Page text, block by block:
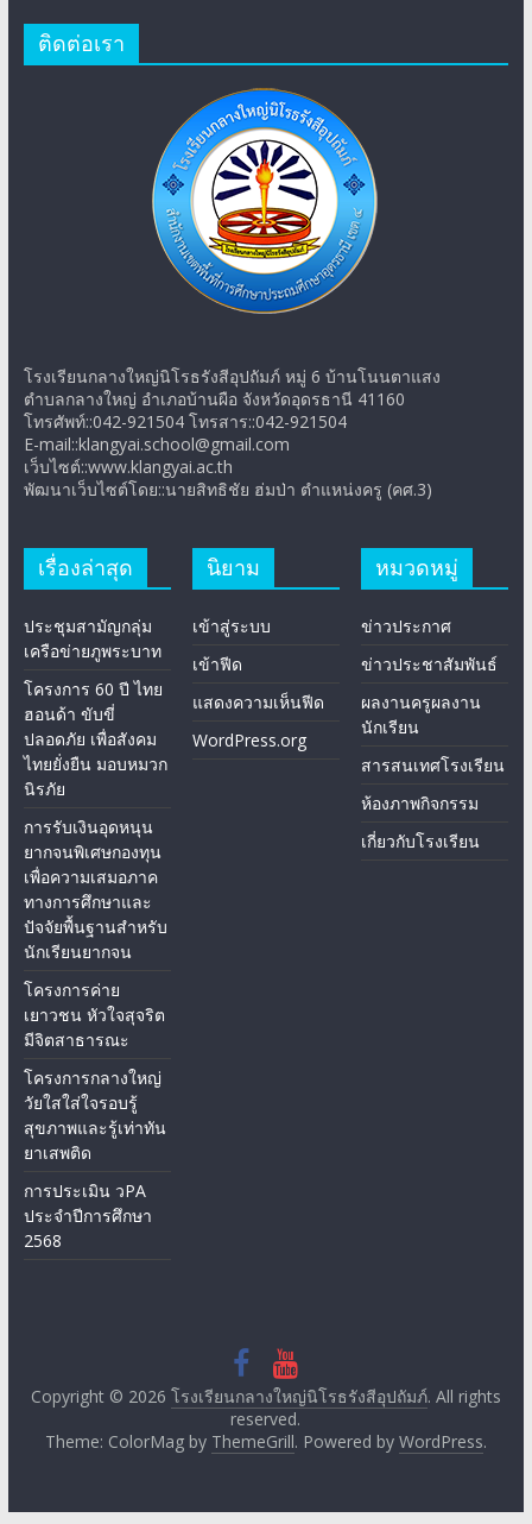
ติดต่อเรา
โรงเรียนกลางใหญ่นิโรธรังสีอุปถัมภ์ หมู่ 6 บ้านโนนตาแสง
ตำบลกลางใหญ่ อำเภอบ้านผือ จังหวัดอุดรธานี 41160
โทรศัพท์::042-921504 โทรสาร::042-921504
E-mail::klangyai.school@gmail.com
เว็บไซต์::www.klangyai.ac.th
พัฒนาเว็บไซต์โดย::นายสิทธิชัย ฮ่มป่า ตำแหน่งครู (คศ.3)
เรื่องล่าสุด
ประชุมสามัญกลุ่ม
เครือข่ายภูพระบาท
โครงการ 60 ปี ไทย
ฮอนด้า ขับขี่
ปลอดภัย เพื่อสังคม
ไทยยั่งยืน มอบหมวก
นิรภัย
การรับเงินอุดหนุน
ยากจนพิเศษกองทุน
เพื่อความเสมอภาค
ทางการศึกษาและ
ปัจจัยพื้นฐานสำหรับ
นักเรียนยากจน
โครงการค่าย
เยาวชน หัวใจสุจริต
มีจิตสาธารณะ
โครงการกลางใหญ่
วัยใสใส่ใจรอบรู้
สุขภาพและรู้เท่าทัน
ยาเสพติด
การประเมิน วPA
ประจำปีการศึกษา
2568
นิยาม
เข้าสู่ระบบ
เข้าฟีด
แสดงความเห็นฟีด
WordPress.org
หมวดหมู่
ข่าวประกาศ
ข่าวประชาสัมพันธ์
ผลงานครูผลงาน
นักเรียน
สารสนเทศโรงเรียน
ห้องภาพกิจกรรม
เกี่ยวกับโรงเรียน
Copyright © 2026 โรงเรียนกลางใหญ่นิโรธรังสีอุปถัมภ์. All rights
reserved.
Theme: ColorMag by ThemeGrill. Powered by WordPress.